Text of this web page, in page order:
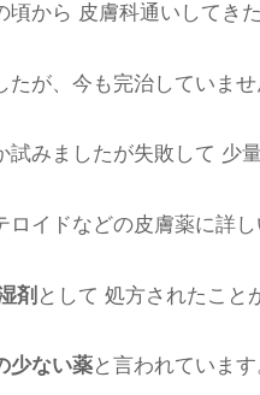
から 皮膚科通いしてきた
が、今も完治していませ
試みましたが失敗して 少
イドなどの皮膚薬に詳し
剤 として 処方されたこと
少ない薬と言われています